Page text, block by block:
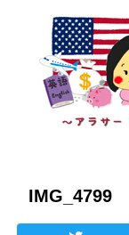
IMG_4799